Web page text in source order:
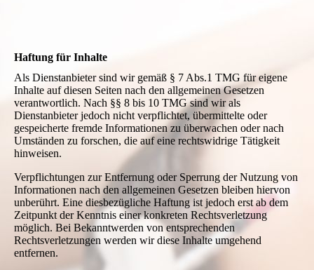
Haftung für Inhalte
Als Dienstanbieter sind wir gemäß § 7 Abs.1 TMG für eigene
Inhalte auf diesen Seiten nach den allgemeinen Gesetzen
verantwortlich. Nach §§ 8 bis 10 TMG sind wir als
Dienstanbieter jedoch nicht verpflichtet, übermittelte oder
gespeicherte fremde Informationen zu überwachen oder nach
Umständen zu forschen, die auf eine rechtswidrige Tätigkeit
hinweisen.
Verpflichtungen zur Entfernung oder Sperrung der Nutzung von
Informationen nach den allgemeinen Gesetzen bleiben hiervon
unberührt. Eine diesbezügliche Haftung ist jedoch erst ab dem
Zeitpunkt der Kenntnis einer konkreten Rechtsverletzung
möglich. Bei Bekanntwerden von entsprechenden
Rechtsverletzungen werden wir diese Inhalte umgehend
entfernen.